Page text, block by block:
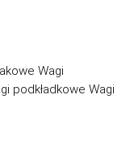
Wagi
podkładkowe Wagi